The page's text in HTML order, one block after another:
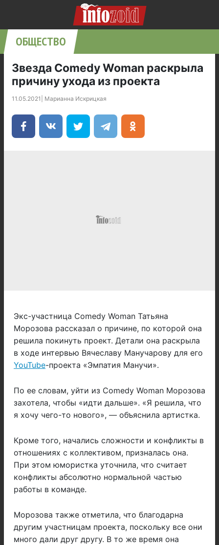
ОБЩЕСТВО
Звезда Comedy Woman раскрыла
причину ухода из проекта
11.05.2021 Марианна Искрицкая
Экс-участница Comedy Woman Татьяна
Морозова рассказал о причине, по которой она
решила покинуть проект. Детали она раскрыла
в ходе интервью Вячеславу Манучарову для его
YouTube-проекта «Эмпатия Манучи».
По ее словам, уйти из Сomedy Woman Морозова
захотела, чтобы «идти дальше». «Я решила, что
я хочу чего-то нового», — объяснила артистка.
Кроме того, начались сложности и конфликты в
отношениях с коллективом, призналась она.
При этом юмористка уточнила, что считает
конфликты абсолютно нормальной частью
работы в команде.
Морозова также отметила, что благодарна
другим участницам проекта, поскольку все они
много дали друг другу. В то же время она